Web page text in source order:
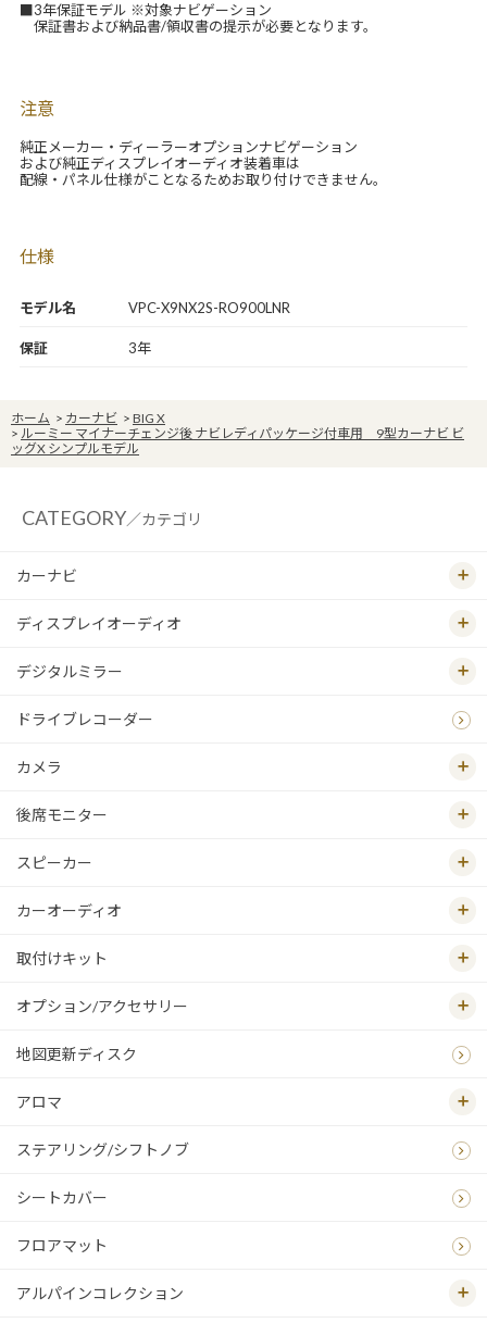
モデル名 VPC-X9NX2S-RO900LNR
■3年保証モデル ※対象ナビゲーション
保証書および納品書/領収書の提示が必要となります。
注意
純正メーカー・ディーラーオプションナビゲーション
および純正ディスプレイオーディオ装着車は
配線・パネル仕様がことなるためお取り付けできません。
仕様
保証 3年
ホーム > カーナビ > BIG X
> ルーミー マイナーチェンジ後 ナビレディパッケージ付車用 9型カーナビ ビ
ッグX シンプルモデル
CATEGORY／カテゴリ
カーナビ
ディスプレイオーディオ
デジタルミラー
ドライブレコーダー
カメラ
後席モニター
スピーカー
カーオーディオ
取付けキット
オプション/アクセサリー
地図更新ディスク
アロマ
ステアリング/シフトノブ
シートカバー
フロアマット
アルパインコレクション